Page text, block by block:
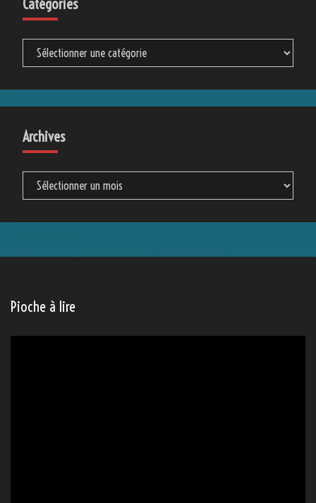
Catégories
Catégories
Archives
Archives
Pioche à lire